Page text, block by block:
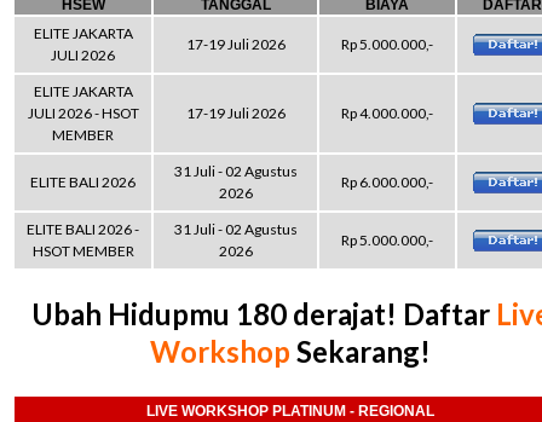
HSEW TANGGAL BIAYA DAFTAR
ELITE JAKARTA
JULI 2026
17-19 Juli 2026 Rp 5.000.000,-
ELITE JAKARTA
JULI 2026 - HSOT
MEMBER
17-19 Juli 2026 Rp 4.000.000,-
ELITE BALI 2026
31 Juli - 02 Agustus
2026
Rp 6.000.000,-
ELITE BALI 2026 -
HSOT MEMBER
31 Juli - 02 Agustus
2026
Rp 5.000.000,-
Ubah Hidupmu 180 derajat! Daftar
Workshop Sekarang!
LIVE WORKSHOP PLATINUM - REGIONAL